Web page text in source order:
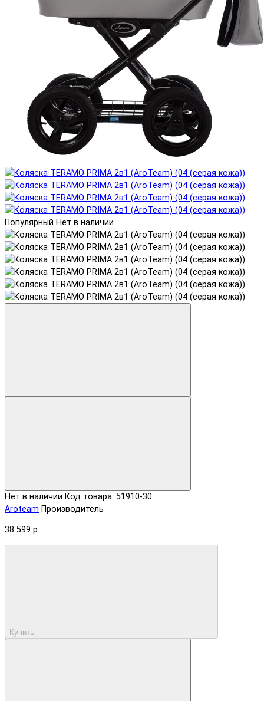
Популярный Нет в наличии
Нет в наличии Код товара: 51910-30
Aroteam Производитель
38 599 р.
Купить